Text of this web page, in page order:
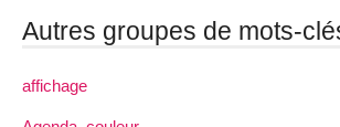
Autres groupes de mots-
affichage